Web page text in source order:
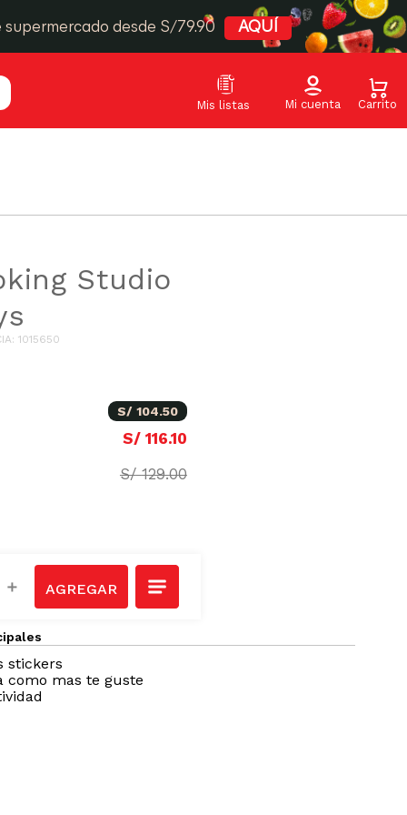
desde S/79.90 AQUÍ
Studio
: 1015650
S/ 104.50
S/ 116.10
S/ 129.00
＋
stickers
como mas te guste